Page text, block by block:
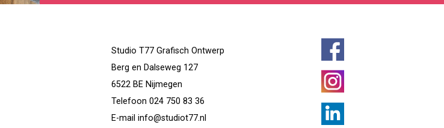
Studio T77 Grafisch Ontwerp
Berg en Dalseweg 127
6522 BE Nijmegen
Telefoon024 750 83 36
E-mailinfo@studiot77.nl